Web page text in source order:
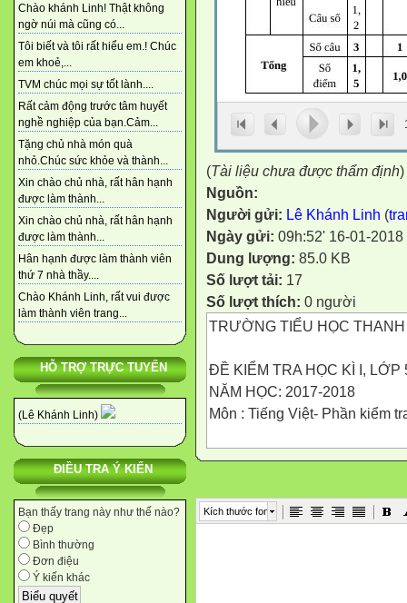
Chào khánh Linh! Thật không
ngờ núi mà cũng có...
Tôi biết và tôi rất hiểu em.! Chúc
em khoẻ,...
TVM chúc mọi sự tốt lành....
Rất cảm động trước tâm huyết
nghề nghiệp của bạn.Cảm...
Tặng chủ nhà món quà
nhỏ.Chúc sức khỏe và thành...
Xin chào chủ nhà, rất hân hạnh
được làm thành...
Xin chào chủ nhà, rất hân hạnh
được làm thành...
Hân hạnh được làm thành viên
thứ 7 nhà thầy....
Chào Khánh Linh, rất vui được
làm thành viên trang...
HỖ TRỢ TRỰC TUYẾN
(Lê Khánh Linh)
ĐIỀU TRA Ý KIẾN
Bạn thấy trang này như thế nào?
Đẹp
Bình thường
Đơn điệu
Ý kiến khác
(Tài liệu chưa được thẩm định)
Nguồn:
Người gửi: Lê Khánh Linh (
Ngày gửi: 09h:52' 16-01-2018
Dung lượng: 85.0 KB
Số lượt tải: 17
Số lượt thích: 0 người
TRƯỜNG TIỂU HỌC THANH
ĐỀ KIỂM TRA HỌC KÌ I, LỚP
NĂM HỌC: 2017-2018
Môn : Tiếng Việt- Phần kiểm
MA TRẬN ĐỀ KIỂM TRA
kĩ năng
Số câu và số điểm
Kích thước font